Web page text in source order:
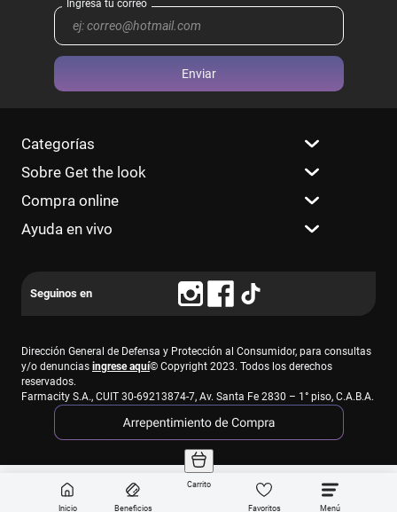
Inicio Beneficios
Carrito
Favoritos
Enviar
Categorías
Sobre Get the look
Compra online
Ayuda en vivo
Dirección General de Defensa y Protección al Consumidor, para consultas
y/o denuncias ingrese aquí© Copyright 2023. Todos los derechos
reservados.
Farmacity S.A., CUIT 30-69213874-7, Av. Santa Fe 2830 – 1° piso, C.A.B.A.